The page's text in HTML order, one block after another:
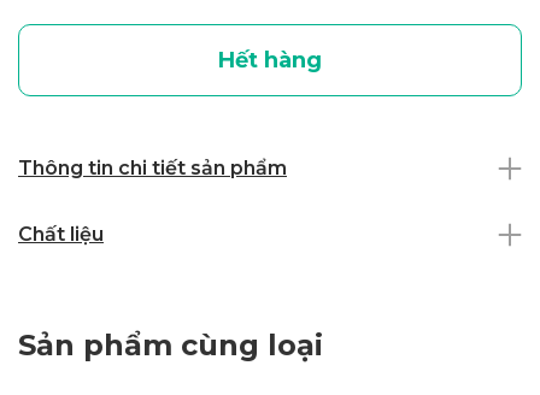
Hết hàng
Thông tin chi tiết sản phẩm
Chất liệu
Sản phẩm cùng loại